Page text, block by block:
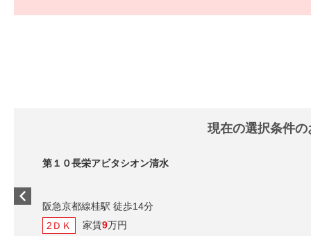
現在の選択条件
第１０長栄アビタシオン清水
阪急京都線桂駅 徒歩14分
2ＤＫ
家賃9万円